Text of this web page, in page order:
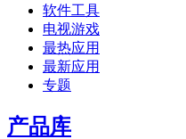
软件工具
电视游戏
最热应用
最新应用
专题
产品库